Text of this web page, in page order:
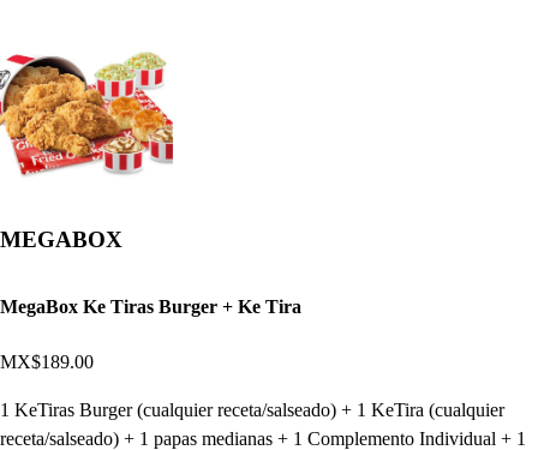
MEGABOX
MegaBox Ke Tiras Burger + Ke Tira
MX$189.00
1 KeTiras Burger (cualquier receta/salseado) + 1 KeTira (cualquier
receta/salseado) + 1 papas medianas + 1 Complemento Individual + 1